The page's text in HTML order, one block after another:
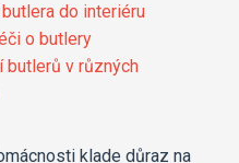
do interiéru
o butlery
butlerů v různých
klade důraz na